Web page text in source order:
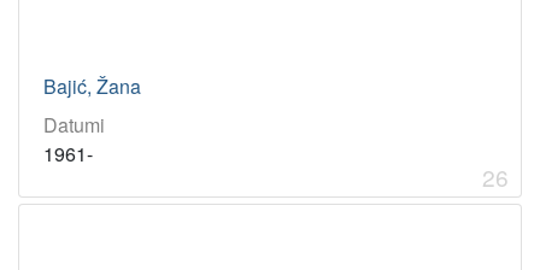
Bajić, Žana
Datumi
1961-
26